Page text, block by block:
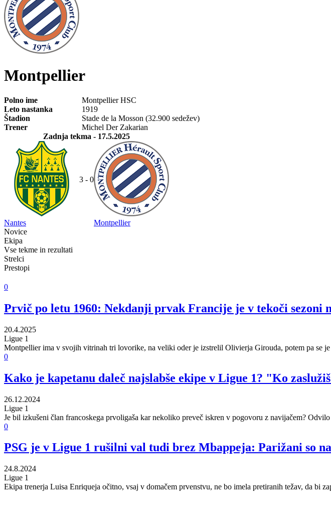
Montpellier
Polno ime
Montpellier HSC
Leto nastanka
1919
Štadion
Stade de la Mosson (32.900 sedežev)
Trener
Michel Der Zakarian
Zadnja tekma - 17.5.2025
3 - 0
Nantes
Montpellier
Novice
Ekipa
Vse tekme in rezultati
Strelci
Prestopi
0
Prvič po letu 1960: Nekdanji prvak Francije je v tekoči sezoni
20.4.2025
Ligue 1
Montpellier ima v svojih vitrinah tri lovorike, na veliki oder je izstrelil Olivierja Girouda, potem pa se
0
Kako je kapetanu daleč najslabše ekipe v Ligue 1? "Ko
26.12.2024
Ligue 1
Je bil izkušeni član francoskega prvoligaša kar nekoliko preveč iskren v pogovoru z navijačem?
0
PSG je v Ligue 1 rušilni val tudi brez Mbappeja: Parižani so
24.8.2024
Ligue 1
Ekipa trenerja Luisa Enriqueja očitno, vsaj v domačem prvenstvu, ne bo imela pretiranih težav, da bi